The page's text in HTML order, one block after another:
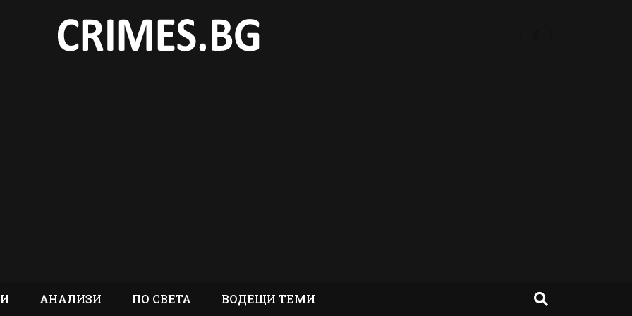
АНАЛИЗИ ПО СВЕТА ВОДЕЩИ ТЕМИ